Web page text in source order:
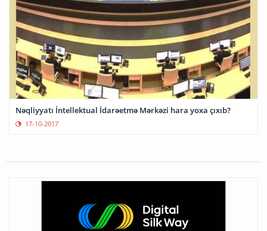
Nəqliyyatı İntellektual İdarəetmə Mərkəzi hara yoxa çıxıb?
17-10-2017